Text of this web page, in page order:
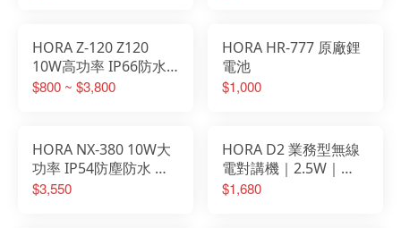
HORA Z-120 Z120
10W高功率 IP66防水
業務型對講機
$800 ~ $3,800
HORA HR-777 原廠鋰
電池
$1,000
HORA NX-380 10W大
功率 IP54防塵防水 專
業免執照對講機
$3,550
HORA D2 業務型無線
電對講機｜2.5W｜
Type-C充電｜餐廳首選
$1,680